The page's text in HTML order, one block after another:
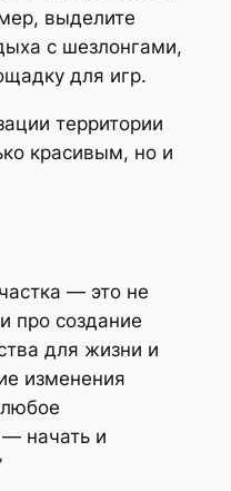
выделите
с шезлонгами,
для игр.
территории
красивым, но и
— это не
про создание
для жизни и
изменения
— начать и